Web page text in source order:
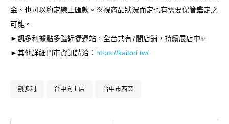
金、也可以約定線上匯款。※視商品狀況而定也有需要保管鑑定之
可能。
►凱多利據點多臨近捷運站，全台共有7間店鋪，持續展店中✨
►其他詳細門市資訊請洽： https://kaitori.tw/
凱多利 台中向上店 台中市西區